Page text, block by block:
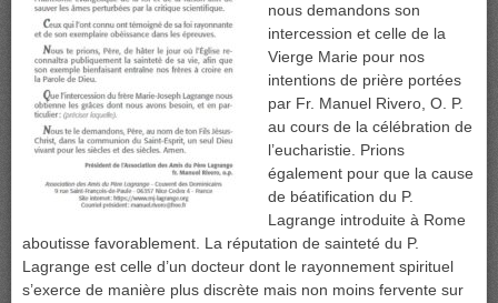
nous demandons son
intercession et celle de la
Vierge Marie pour nos
intentions de prière portées
par Fr. Manuel Rivero, O. P.
au cours de la célébration de
l’eucharistie. Prions
également pour que la cause
de béatification du P.
Lagrange introduite à Rome
aboutisse favorablement. La réputation de sainteté du P.
Lagrange est celle d’un docteur dont le rayonnement spirituel
s’exerce de manière plus discrète mais non moins fervente sur